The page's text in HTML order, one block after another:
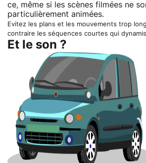
ce, même si les scènes filmées ne
particulièrement animées.
Evitez les plans et les mouvements trop
contraire les séquences courtes qui
Et le son ?